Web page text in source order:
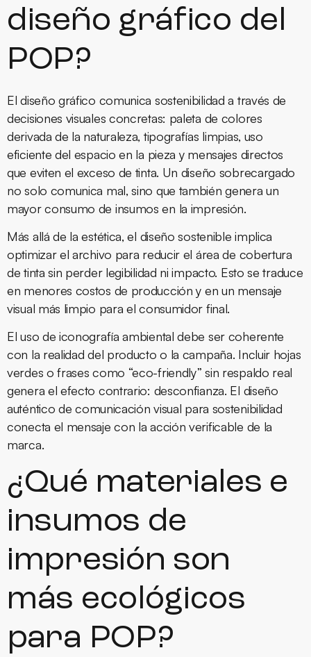
diseño gráfico del
POP?
El diseño gráfico comunica sostenibilidad a través de
decisiones visuales concretas: paleta de colores
derivada de la naturaleza, tipografías limpias, uso
eficiente del espacio en la pieza y mensajes directos
que eviten el exceso de tinta. Un diseño sobrecargado
no solo comunica mal, sino que también genera un
mayor consumo de insumos en la impresión.
Más allá de la estética, el diseño sostenible implica
optimizar el archivo para reducir el área de cobertura
de tinta sin perder legibilidad ni impacto. Esto se traduce
en menores costos de producción y en un mensaje
visual más limpio para el consumidor final.
El uso de iconografía ambiental debe ser coherente
con la realidad del producto o la campaña. Incluir hojas
verdes o frases como “eco-friendly” sin respaldo real
genera el efecto contrario: desconfianza. El diseño
auténtico decomunicación visual para sostenibilidad
conecta el mensaje con la acción verificable de la
marca.
¿Qué materiales e
insumos de
impresión son
más ecológicos
para POP?